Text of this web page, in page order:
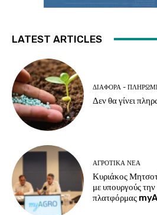
LATEST ARTICLES
ΔΙΆΦΟΡΑ -
Δεν θα γίνει
ΑΓΡΟΤΙΚΆ ΝΈΑ
Κυριάκος
με υπουργούς
πλατφόρμας